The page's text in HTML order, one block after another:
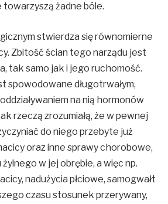
towarzyszą żadne bóle.
stwierdza się równomierne
Zbitość ścian tego narządu jest
tak samo jak i jego ruchomość.
spowodowane długotrwałym,
na nią hormonów
rzeczą zrozumiałą, że w pewnej
do niego przebyte już
oraz inne sprawy chorobowe,
w jej obrębie, a więc np.
nadużycia płciowe, samogwałt
czasu stosunek przerywany,